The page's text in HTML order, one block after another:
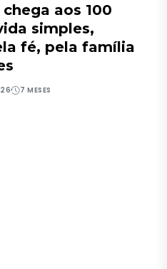
aos 100
simples,
fé, pela família
7 MESES